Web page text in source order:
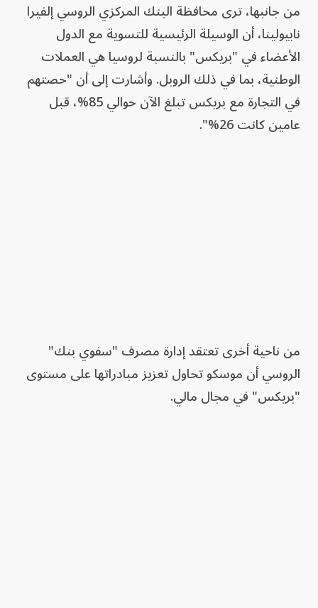
من جانبها، ترى محافظة البنك المركزي الروسي إلفيرا
نابيولينا، أن الوسيلة الرئيسية للتسوية مع الدول
الأعضاء في "بريكس" بالنسبة لروسيا هي العملات
الوطنية، بما في ذلك الروبل. وأشارت إلى أن "حصتهم
في التجارة مع بريكس تبلغ الآن حوالي 85%، قبل
عامين كانت 26%".
من ناحية أخرى تعتقد إدارة مصرف "سفوي بنك"
الروسي أن موسكو تحاول تعزيز مبادراتها على مستوى
"بريكس" في مجال مالي.